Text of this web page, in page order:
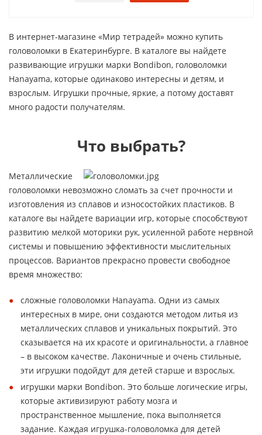
В интернет-магазине «Мир тетрадей» можно купить
головоломки в Екатеринбурге. В каталоге вы найдете
развивающие игрушки марки Bondibon, головоломки
Hanayama, которые одинаково интересны и детям, и
взрослым. Игрушки прочные, яркие, а потому доставят
много радости получателям.
Что выбрать?
Металлические
головоломки невозможно сломать за счет прочности и
изготовления из сплавов и износостойких пластиков. В
каталоге вы найдете вариации игр, которые способствуют
развитию мелкой моторики рук, усиленной работе нервной
системы и повышению эффективности мыслительных
процессов. Вариантов прекрасно провести свободное
время множество:
сложные головоломки Hanayama. Одни из самых
интересных в мире, они создаются методом литья из
металлических сплавов и уникальных покрытий. Это
сказывается на их красоте и оригинальности, а главное
– в высоком качестве. Лаконичные и очень стильные,
эти игрушки подойдут для детей старше и взрослых.
игрушки марки Bondibon. Это больше логические игры,
которые активизируют работу мозга и
пространственное мышление, пока выполняется
задание. Каждая игрушка-головоломка для детей